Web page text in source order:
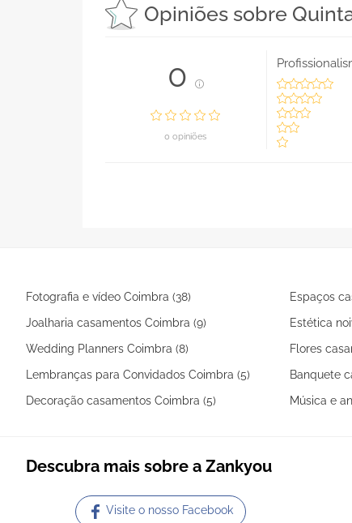
Opiniões sobre
0
0 opiniões
Fotografia e vídeo Coimbra (38) Espaços
Joalharia casamentos Coimbra (9)
Estética
Wedding Planners Coimbra (8)
Flores
Lembranças para Convidados Coimbra (5)
Banquete
Decoração casamentos Coimbra (5)
Música e
Descubra mais sobre a Zankyou
Visite o nosso Facebook